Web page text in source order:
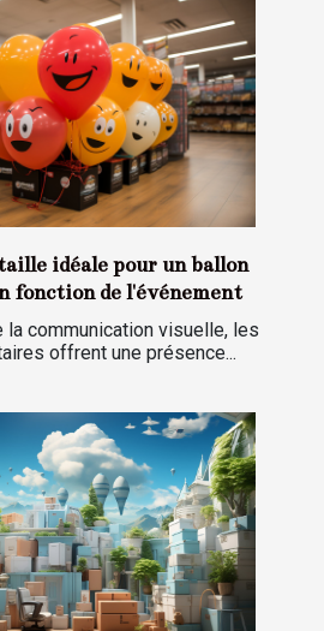
idéale pour un ballon
fonction de l'événement
la communication visuelle, les
offrent une présence...